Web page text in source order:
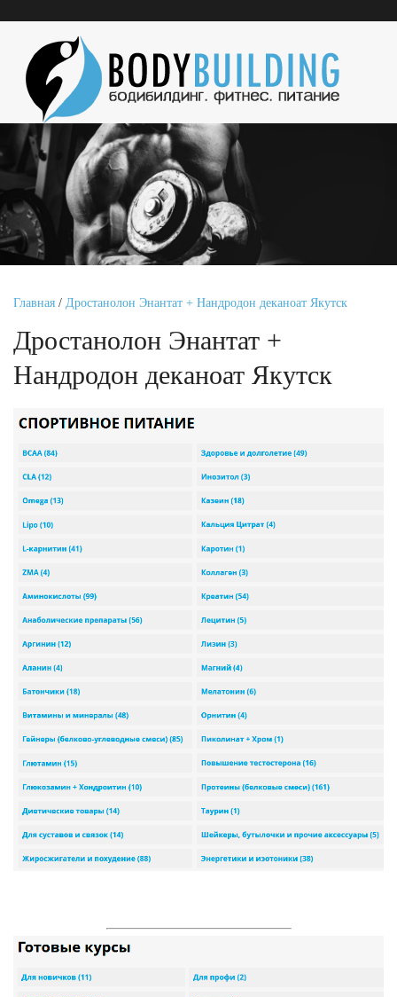
Главная / Дростанолон Энантат + Нандродон деканоат Якутск
Дростанолон Энантат +
Нандродон деканоат Якутск